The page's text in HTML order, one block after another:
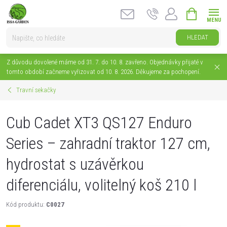
Přejít
HLEDAT
KOŠÍK
Z důvodu dovolené máme od 31. 7. do 10. 8. zavřeno. Objednávky přijaté v
tomto období začneme vyřizovat od 10. 8. 2026. Děkujeme za pochopení.
Travní sekačky
Cub Cadet XT3 QS127 Enduro
Series – zahradní traktor 127 cm,
hydrostat s uzávěrkou
diferenciálu, volitelný koš 210 l
Kód produktu: C0027